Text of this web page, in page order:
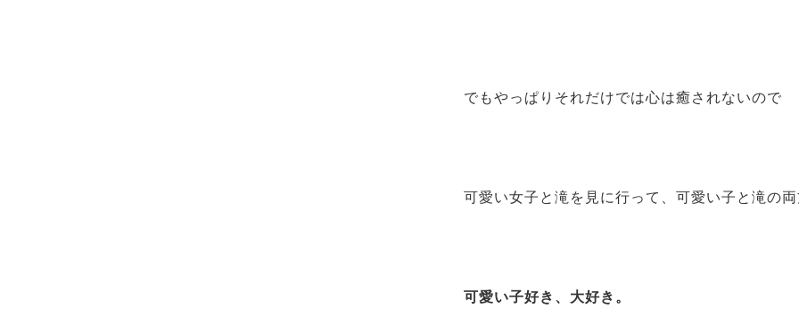
でもやっぱりそれだけでは心は癒されないので
可愛い女子と滝を見に行って、可愛い子と滝の
可愛い子好き、大好き。